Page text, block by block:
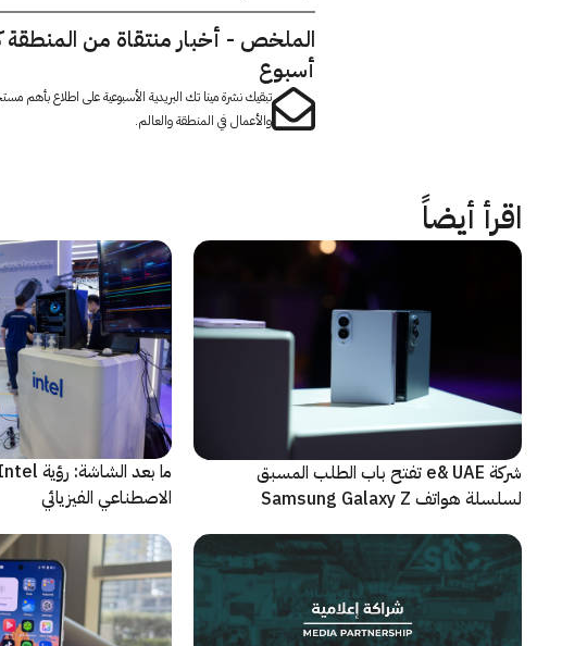
الملخص - أخبار منتقاة من
أسبوع
تبقيك نشرة مينا تك البريدية الأسبوعية على اطلاع بأهم
والأعمال في المنطقة والعالم.
اقرأ أيضاً
شركة e& UAE تفتح باب الطلب المسبق
لسلسلة هواتف Samsung Galaxy Z
الاصطناعي الفيزيائي